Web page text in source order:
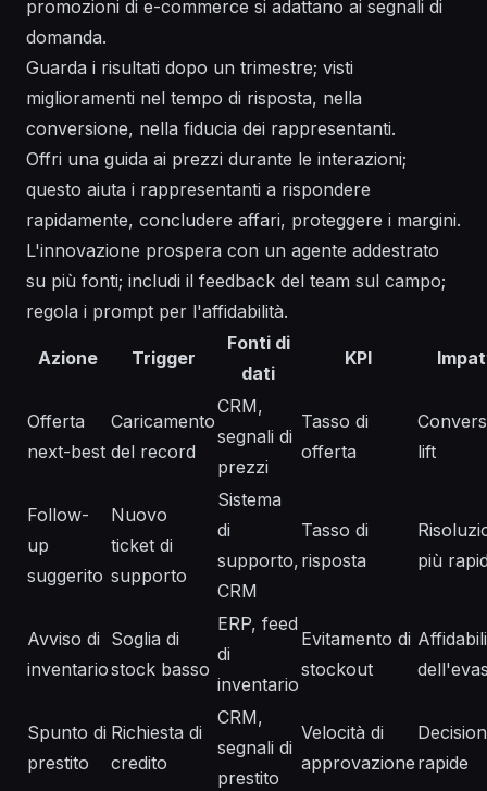
promozioni di e-commerce si adattano ai segnali di
domanda.
Guarda i risultati dopo un trimestre; visti
miglioramenti nel tempo di risposta, nella
conversione, nella fiducia dei rappresentanti.
Offri una guida ai prezzi durante le interazioni;
questo aiuta i rappresentanti a rispondere
rapidamente, concludere affari, proteggere i margini.
L'innovazione prospera con un agente addestrato
su più fonti; includi il feedback del team sul campo;
regola i prompt per l'affidabilità.
Azione Trigger
Fonti di
dati
KPI
Offerta
next-best
Caricamento
del record
CRM,
segnali di
prezzi
Tasso di
offerta
lift
Follow-
up
suggerito
Nuovo
ticket di
supporto
Sistema
di
supporto,
CRM
Tasso di
risposta
più
Avviso di
inventario
Soglia di
stock basso
ERP, feed
di
inventario
Evitamento di
stockout
Spunto di
prestito
Richiesta di
credito
CRM,
segnali di
prestito
Velocità di
approvazione rapide